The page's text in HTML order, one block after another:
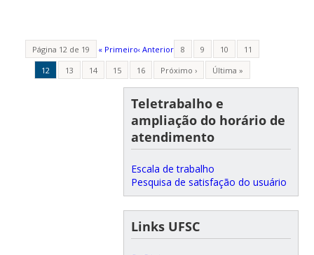
Página 12 de 19 « Primeiro‹ Anterior 8 9 10
11
12
13 14 15 16 Próximo › Última »
Teletrabalho e
ampliação do horário de
atendimento
Escala de trabalho
Pesquisa de satisfação do usuário
Links UFSC